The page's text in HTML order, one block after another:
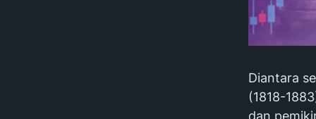
Diantara
(1818-
dan